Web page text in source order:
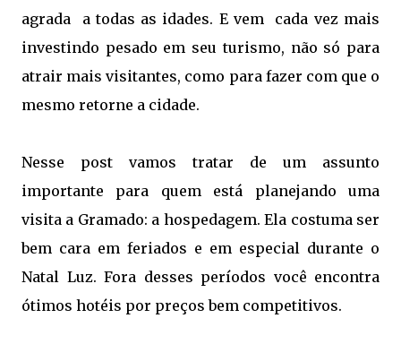
agrada a todas as idades. E vem cada vez mais
investindo pesado em seu turismo, não só para
atrair mais visitantes, como para fazer com que o
mesmo retorne a cidade.
Nesse post vamos tratar de um assunto
importante para quem está planejando uma
visita a Gramado: a hospedagem. Ela costuma ser
bem cara em feriados e em especial durante o
Natal Luz. Fora desses períodos você encontra
ótimos hotéis por preços bem competitivos.